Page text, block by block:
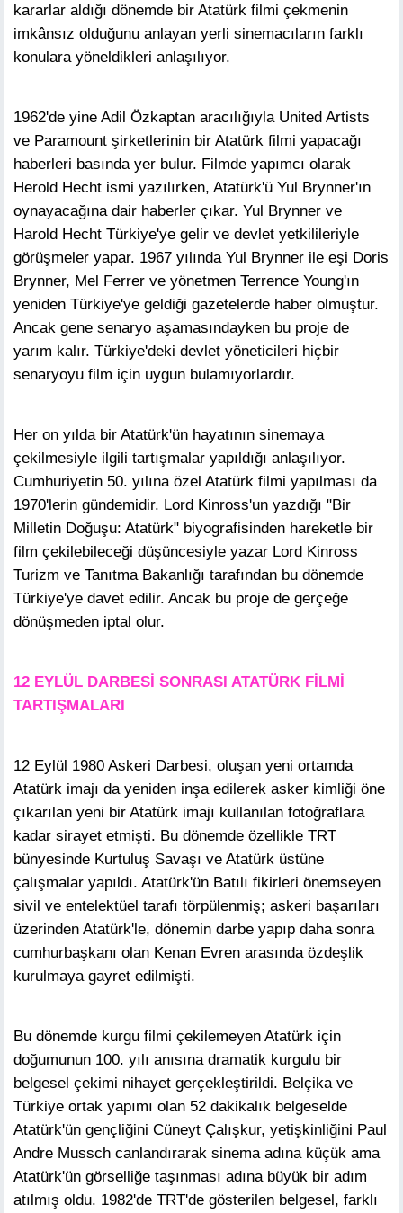
kararlar aldığı dönemde bir Atatürk filmi çekmenin
imkânsız olduğunu anlayan yerli sinemacıların farklı
konulara yöneldikleri anlaşılıyor.
1962'de yine Adil Özkaptan aracılığıyla United Artists
ve Paramount şirketlerinin bir Atatürk filmi yapacağı
haberleri basında yer bulur. Filmde yapımcı olarak
Herold Hecht ismi yazılırken, Atatürk'ü Yul Brynner'ın
oynayacağına dair haberler çıkar. Yul Brynner ve
Harold Hecht Türkiye'ye gelir ve devlet yetkilileriyle
görüşmeler yapar. 1967 yılında Yul Brynner ile eşi Doris
Brynner, Mel Ferrer ve yönetmen Terrence Young'ın
yeniden Türkiye'ye geldiği gazetelerde haber olmuştur.
Ancak gene senaryo aşamasındayken bu proje de
yarım kalır. Türkiye'deki devlet yöneticileri hiçbir
senaryoyu film için uygun bulamıyorlardır.
Her on yılda bir Atatürk'ün hayatının sinemaya
çekilmesiyle ilgili tartışmalar yapıldığı anlaşılıyor.
Cumhuriyetin 50. yılına özel Atatürk filmi yapılması da
1970'lerin gündemidir. Lord Kinross'un yazdığı "Bir
Milletin Doğuşu: Atatürk" biyografisinden hareketle bir
film çekilebileceği düşüncesiyle yazar Lord Kinross
Turizm ve Tanıtma Bakanlığı tarafından bu dönemde
Türkiye'ye davet edilir. Ancak bu proje de gerçeğe
dönüşmeden iptal olur.
12 EYLÜL DARBESİ SONRASI ATATÜRK FİLMİ
TARTIŞMALARI
12 Eylül 1980 Askeri Darbesi, oluşan yeni ortamda
Atatürk imajı da yeniden inşa edilerek asker kimliği öne
çıkarılan yeni bir Atatürk imajı kullanılan fotoğraflara
kadar sirayet etmişti. Bu dönemde özellikle TRT
bünyesinde Kurtuluş Savaşı ve Atatürk üstüne
çalışmalar yapıldı. Atatürk'ün Batılı fikirleri önemseyen
sivil ve entelektüel tarafı törpülenmiş; askeri başarıları
üzerinden Atatürk'le, dönemin darbe yapıp daha sonra
cumhurbaşkanı olan Kenan Evren arasında özdeşlik
kurulmaya gayret edilmişti.
Bu dönemde kurgu filmi çekilemeyen Atatürk için
doğumunun 100. yılı anısına dramatik kurgulu bir
belgesel çekimi nihayet gerçekleştirildi. Belçika ve
Türkiye ortak yapımı olan 52 dakikalık belgeselde
Atatürk'ün gençliğini Cüneyt Çalışkur, yetişkinliğini Paul
Andre Mussch canlandırarak sinema adına küçük ama
Atatürk'ün görselliğe taşınması adına büyük bir adım
atılmış oldu. 1982'de TRT'de gösterilen belgesel, farklı